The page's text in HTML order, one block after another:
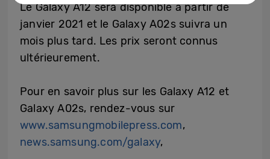
Le Galaxy A12 sera disponible à partir de
janvier 2021 et le Galaxy A02s suivra un
mois plus tard. Les prix seront connus
ultérieurement.
Pour en savoir plus sur les Galaxy A12 et
Galaxy A02s, rendez-vous sur
www.samsungmobilepress.com,
news.samsung.com/galaxy,